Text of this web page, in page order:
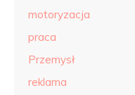
motoryzacja
praca
Przemysł
reklama